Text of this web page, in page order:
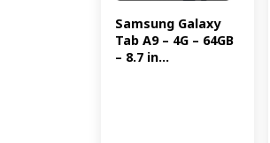
Samsung Galaxy
Tab A9 – 4G – 64GB
– 8.7 in...